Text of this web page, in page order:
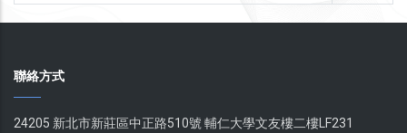
聯絡方式
24205 新北市新莊區中正路510號 輔仁大學文友樓二樓LF231